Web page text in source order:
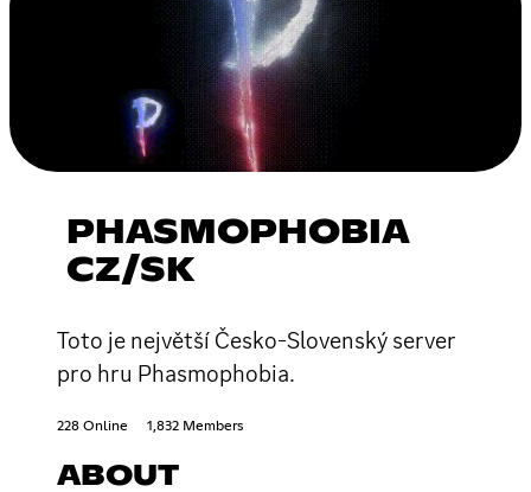
PHASMOPHOBIA
CZ/SK
Toto je největší Česko-Slovenský server
pro hru Phasmophobia.
228 Online 1,832 Members
ABOUT